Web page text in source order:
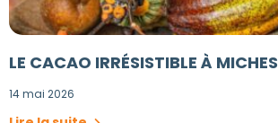
LE CACAO IRRÉSISTIBLE À MICHES
14 mai 2026